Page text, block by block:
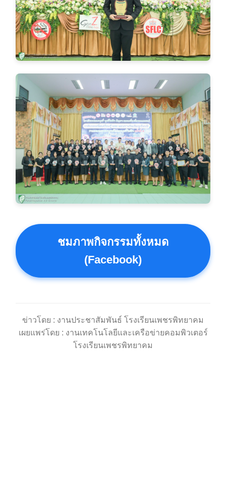
ชมภาพกิจกรรมทั้งหมด
(Facebook)
ข่าวโดย : งานประชาสัมพันธ์ โรงเรียนเพชรพิทยาคม
เผยแพร่โดย : งานเทคโนโลยีและเครือข่ายคอมพิวเตอร์
โรงเรียนเพชรพิทยาคม